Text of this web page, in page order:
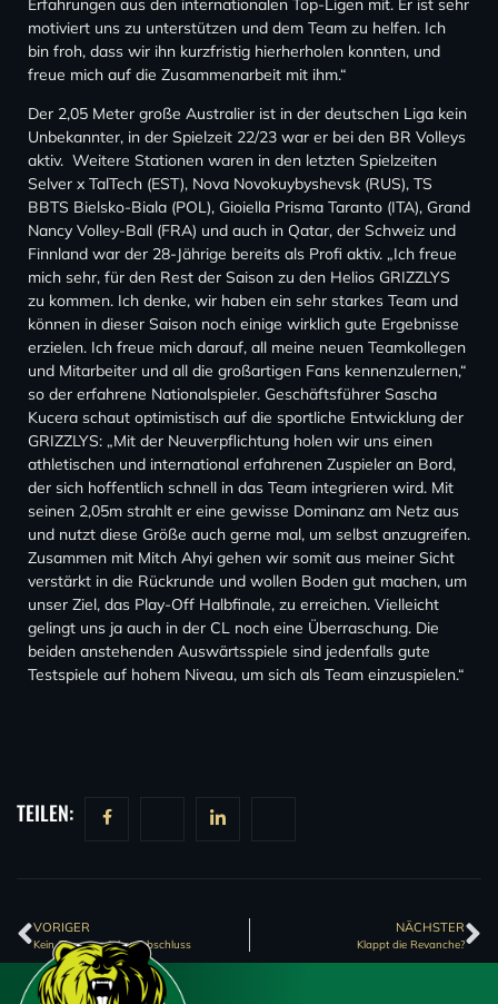
Erfahrungen aus den internationalen Top-Ligen mit. Er ist sehr
motiviert uns zu unterstützen und dem Team zu helfen. Ich
bin froh, dass wir ihn kurzfristig hierherholen konnten, und
freue mich auf die Zusammenarbeit mit ihm.“
Der 2,05 Meter große Australier ist in der deutschen Liga kein
Unbekannter, in der Spielzeit 22/23 war er bei den BR Volleys
aktiv. Weitere Stationen waren in den letzten Spielzeiten
Selver x TalTech (EST), Nova Novokuybyshevsk (RUS), TS
BBTS Bielsko-Biala (POL), Gioiella Prisma Taranto (ITA), Grand
Nancy Volley-Ball (FRA) und auch in Qatar, der Schweiz und
Finnland war der 28-Jährige bereits als Profi aktiv. „Ich freue
mich sehr, für den Rest der Saison zu den Helios GRIZZLYS
zu kommen. Ich denke, wir haben ein sehr starkes Team und
können in dieser Saison noch einige wirklich gute Ergebnisse
erzielen. Ich freue mich darauf, all meine neuen Teamkollegen
und Mitarbeiter und all die großartigen Fans kennenzulernen,“
so der erfahrene Nationalspieler. Geschäftsführer Sascha
Kucera schaut optimistisch auf die sportliche Entwicklung der
GRIZZLYS: „Mit der Neuverpflichtung holen wir uns einen
athletischen und international erfahrenen Zuspieler an Bord,
der sich hoffentlich schnell in das Team integrieren wird. Mit
seinen 2,05m strahlt er eine gewisse Dominanz am Netz aus
und nutzt diese Größe auch gerne mal, um selbst anzugreifen.
Zusammen mit Mitch Ahyi gehen wir somit aus meiner Sicht
verstärkt in die Rückrunde und wollen Boden gut machen, um
unser Ziel, das Play-Off Halbfinale, zu erreichen. Vielleicht
gelingt uns ja auch in der CL noch eine Überraschung. Die
beiden anstehenden Auswärtsspiele sind jedenfalls gute
Testspiele auf hohem Niveau, um sich als Team einzuspielen.“
TEILEN:
VORIGER
Kein Sieg zum Jahresabschluss
NÄCHSTER
Klappt die Revanche?